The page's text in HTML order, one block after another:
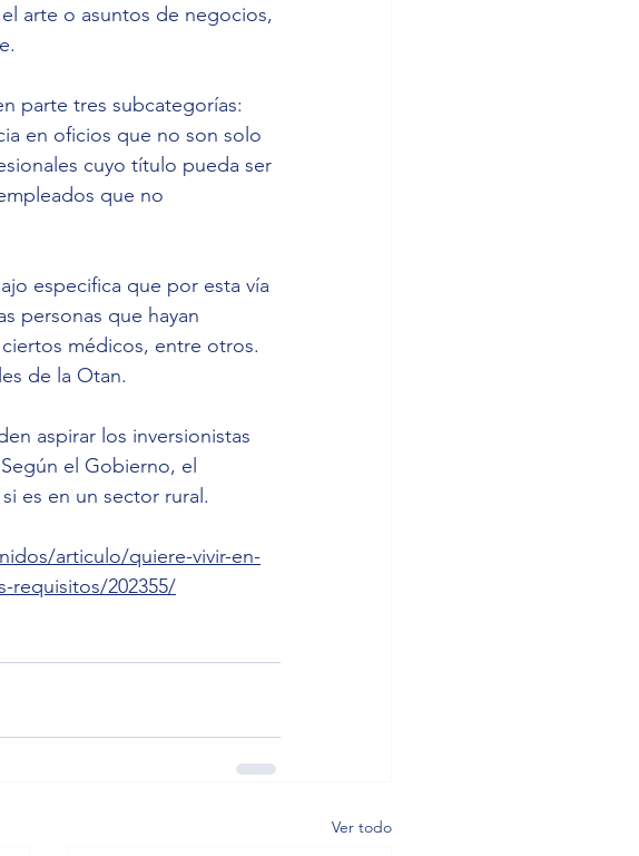
arte o asuntos de negocios,
parte tres subcategorías:
en oficios que no son solo
cuyo título pueda ser
que no
especifica que por esta vía
personas que hayan
médicos, entre otros.
de la Otan.
aspirar los inversionistas
el Gobierno, el
es en un sector rural.
articulo/quiere-vivir-en-
requisitos/202355/
Ver todo